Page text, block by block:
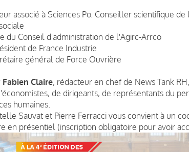
associé à Sciences Po. Conseiller scientifique de
du Conseil d'administration de l'Agirc-Arrco
de France Industrie
général de Force Ouvrière
Fabien Claire, rédacteur en chef de News Tank
de dirigeants, de représentants du
humaines.
Sauvat et Pierre Ferracci vous convient à un
en présentiel (inscription obligatoire pour avoir